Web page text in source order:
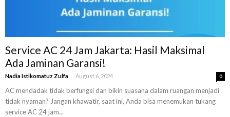
Service AC 24 Jam Jakarta: Hasil Maksimal
Ada Jaminan Garansi!
Nadia Istikomatuz Zulfa - August 6, 2024 0
AC mendadak tidak berfungsi dan bikin suasana dalam ruangan menjadi
tidak nyaman? Jangan khawatir, saat ini, Anda bisa menemukan tukang
service AC 24 jam...